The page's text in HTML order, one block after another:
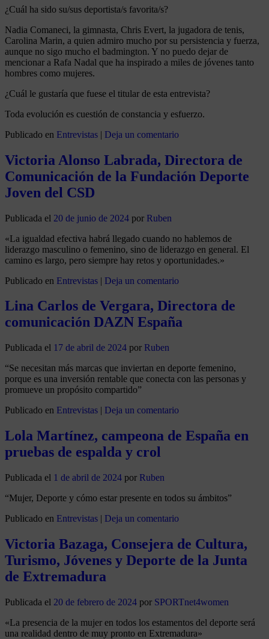
¿Cuál ha sido su/sus deportista/s favorita/s?
Nadia Comaneci, la gimnasta, Chris Evert, la jugadora de tenis,
Carolina Marin, a quien admiro mucho por su persistencia y fuerza,
aunque no sigo mucho el badmington. Y no puedo dejar de
mencionar a Rafa Nadal que ha inspirado a miles de jóvenes tanto
hombres como mujeres.
¿Cuál le gustaría que fuese el titular de esta entrevista?
Toda evolución es cuestión de constancia y esfuerzo.
Publicado en Entrevistas | Deja un comentario
Victoria Alonso Labrada, Directora de
Comunicación de la Fundación Deporte
Joven del CSD
Publicada el 20 de junio de 2024 por Ruben
«La igualdad efectiva habrá llegado cuando no hablemos de
liderazgo masculino o femenino, sino de liderazgo en general. El
camino es largo, pero siempre hay retos y oportunidades.»
Publicado en Entrevistas | Deja un comentario
Lina Carlos de Vergara, Directora de
comunicación DAZN España
Publicada el 17 de abril de 2024 por Ruben
“Se necesitan más marcas que inviertan en deporte femenino,
porque es una inversión rentable que conecta con las personas y
promueve un propósito compartido”
Publicado en Entrevistas | Deja un comentario
Lola Martínez, campeona de España en
pruebas de espalda y crol
Publicada el 1 de abril de 2024 por Ruben
“Mujer, Deporte y cómo estar presente en todos su ámbitos”
Publicado en Entrevistas | Deja un comentario
Victoria Bazaga, Consejera de Cultura,
Turismo, Jóvenes y Deporte de la Junta
de Extremadura
Publicada el 20 de febrero de 2024 por SPORTnet4women
«La presencia de la mujer en todos los estamentos del deporte será
una realidad dentro de muy pronto en Extremadura»